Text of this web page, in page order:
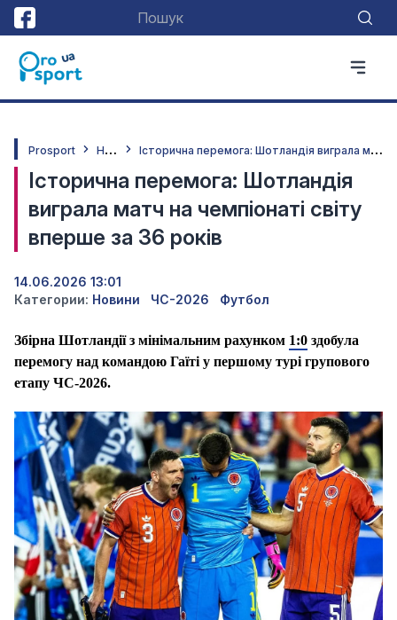
Prosport Н
овини І
сторична перемога: Шотландія виграла матч на чемпіонаті світу вперше за 36 років
Історична перемога: Шотландія
виграла матч на чемпіонаті світу
вперше за 36 років
14.06.2026 13:01
Категории: Новини ЧС-2026 Футбол
Збірна Шотландії з мінімальним рахунком 1:0 здобула
перемогу над командою Гаїті у першому турі групового
етапу ЧС-2026.